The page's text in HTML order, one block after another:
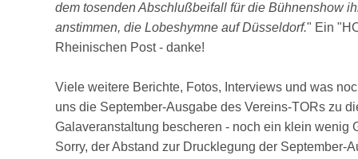
dem tosenden Abschlußbeifall für die Bühnenshow
anstimmen, die Lobeshymne auf Düsseldorf." Ein
Rheinischen Post - danke!
Viele weitere Berichte, Fotos, Interviews und was
uns die September-Ausgabe des Vereins-TORs zu
Galaveranstaltung bescheren - noch ein klein wenig
Sorry, der Abstand zur Drucklegung der September-